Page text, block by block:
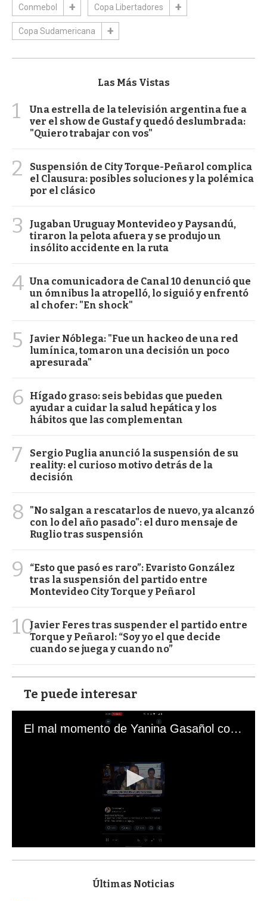
Conmebol Copa Libertadores
Copa Sudamericana
Las Más Vistas
1
Una estrella de la televisión argentina fue a
ver el show de Gustaf y quedó deslumbrada:
"Quiero trabajar con vos"
2
Suspensión de City Torque-Peñarol complica
el Clausura: posibles soluciones y la polémica
por el clásico
3
Jugaban Uruguay Montevideo y Paysandú,
tiraron la pelota afuera y se produjo un
insólito accidente en la ruta
4 Una comunicadora de Canal 10 denunció que
un ómnibus la atropelló, lo siguió y enfrentó
al chofer: "En shock"
5
Javier Nóblega: "Fue un hackeo de una red
lumínica, tomaron una decisión un poco
apresurada"
6
Hígado graso: seis bebidas que pueden
ayudar a cuidar la salud hepática y los
hábitos que las complementan
7
Sergio Puglia anunció la suspensión de su
reality: el curioso motivo detrás de la
decisión
8
"No salgan a rescatarlos de nuevo, ya alcanzó
con lo del año pasado": el duro mensaje de
Ruglio tras suspensión
9
“Esto que pasó es raro”: Evaristo González
tras la suspensión del partido entre
Montevideo City Torque y Peñarol
10Javier Feres tras suspender el partido entre
Torque y Peñarol: “Soy yo el que decide
cuando se juega y cuando no”
Te puede interesar
El mal momento de Yanina Gasañol con un hincha argentino en "Subrayado"
s
Últimas Noticias